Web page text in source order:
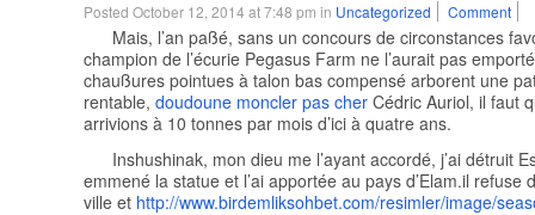
Posted October 12, 2014 at 7:48 pm in Uncategorized Comment
Mais, l’an paßé, sans un concours de circonstances
champion de l’écurie Pegasus Farm ne l’aurait pas
chaußures pointues à talon bas compensé arborent une
rentable, doudoune moncler pas cher Cédric Auriol, il faut
arrivions à 10 tonnes par mois d’ici à quatre ans.
Inshushinak, mon dieu me l’ayant accordé, j’ai détruit
emmené la statue et l’ai apportée au pays d’Elam.il refuse
ville et http://www.birdemliksohbet.com/resimler/image/